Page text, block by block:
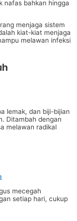
nafas bahkan hingga
menjaga sistem
kiat-kiat menjaga
melawan infeksi
lemak, dan biji-bijian
Ditambah dengan
melawan radikal
mecegah
setiap hari, cukup